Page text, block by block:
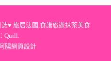
♥ 旅居法國,食譜旅遊抹茶美食
Quill
阿腸網頁設計